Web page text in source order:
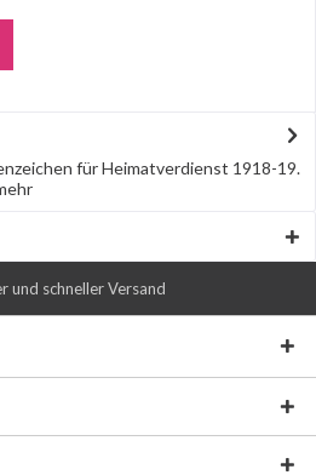
für Heimatverdienst 1918-19.
und schneller Versand